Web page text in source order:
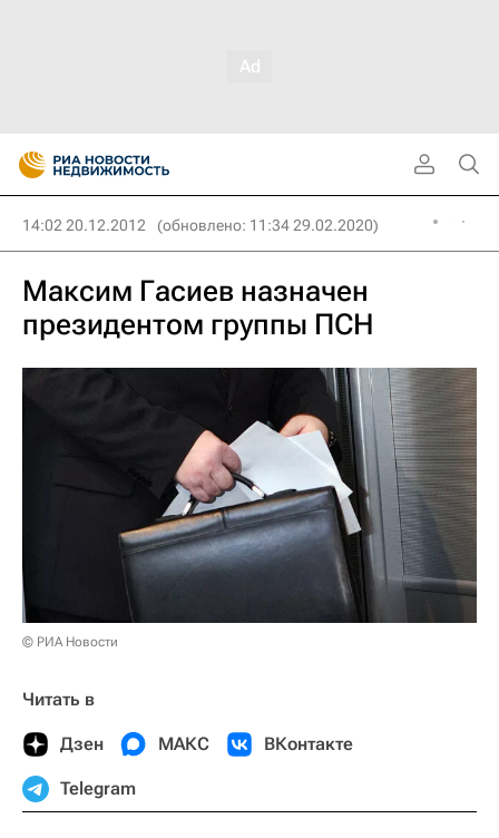
14:02 20.12.2012 (обновлено: 11:34 29.02.2020)
Максим Гасиев назначен
президентом группы ПСН
© РИА Новости
Читать в
Дзен МАКС ВКонтакте
Telegram